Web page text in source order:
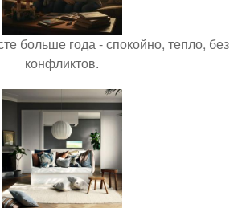
больше года - спокойно, тепло, без
конфликтов.